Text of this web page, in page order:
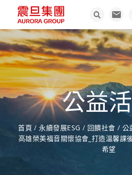
公益
首頁/ 永續發展ESG / 回饋社會/ 公
高雄榮美福音關懷協會_打造溫馨課
希望